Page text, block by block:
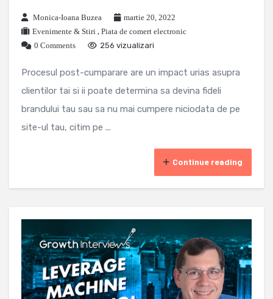
Monica-Ioana Buzea
martie 20, 2022
Evenimente & Stiri , Piata de comert electronic
0 Comments
256 vizualizari
Procesul post-cumparare are un impact urias asupra
clientilor tai si ii poate determina sa devina fideli
brandului tau sau sa nu mai cumpere niciodata de pe
site-ul tau, citim pe ...
Continue reading